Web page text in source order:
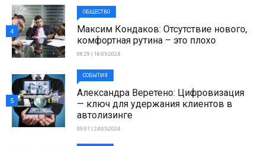
ОБЩЕСТВО
Максим Кондаков: Отсутствие нового,
комфортная рутина – это плохо
08:29 | 18-05-2024
4
СОБЫТИЯ
Александра Веретено: Цифровизация
— ключ для удержания клиентов в
автолизинге
09:07 | 24-05-2024
5